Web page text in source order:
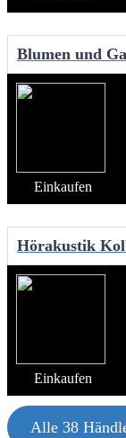
Blumen und
Einkaufen
Einkaufen
Alle 38